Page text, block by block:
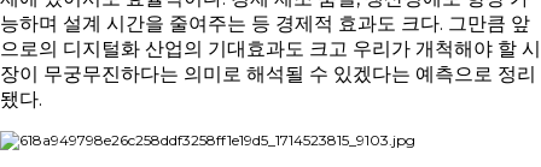
능하며 설계 시간을 줄여주는 등 경제적 효과도 크다. 그만큼 앞
으로의 디지털화 산업의 기대효과도 크고 우리가 개척해야 할 시
장이 무궁무진하다는 의미로 해석될 수 있겠다는 예측으로 정리
됐다.